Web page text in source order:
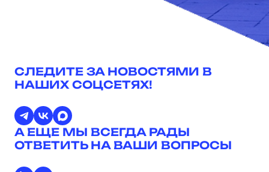
СЛЕДИТЕ ЗА НОВОСТЯМИ В
НАШИХ СОЦСЕТЯХ!
А ЕЩЕ МЫ ВСЕГДА РАДЫ
ОТВЕТИТЬ НА ВАШИ ВОПРОСЫ